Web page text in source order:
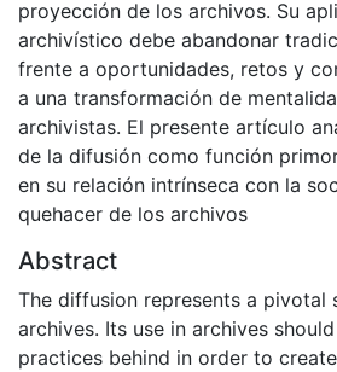
proyección de los archivos. Su
archivístico debe abandonar
frente a oportunidades, retos y
a una transformación de
archivistas. El presente artículo
de la difusión como función
en su relación intrínseca con la
quehacer de los archivos
Abstract
The diffusion represents a pivotal
archives. Its use in archives
practices behind in order to